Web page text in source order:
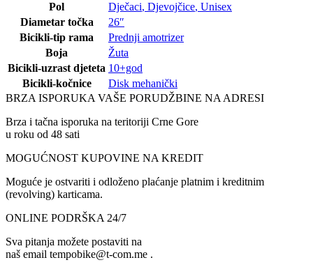
Pol
Dječaci, Djevojčice, Unisex
Diametar točka
26″
Bicikli-tip rama
Prednji amotrizer
Boja
Žuta
Bicikli-uzrast djeteta 10+god
Bicikli-kočnice
Disk mehanički
BRZA ISPORUKA VAŠE PORUDŽBINE NA ADRESI
Brza i tačna isporuka na teritoriji Crne Gore
u roku od 48 sati
MOGUĆNOST KUPOVINE NA KREDIT
Moguće je ostvariti i odloženo plaćanje platnim i kreditnim
(revolving) karticama.
ONLINE PODRŠKA 24/7
Sva pitanja možete postaviti na
naš email tempobike@t-com.me .